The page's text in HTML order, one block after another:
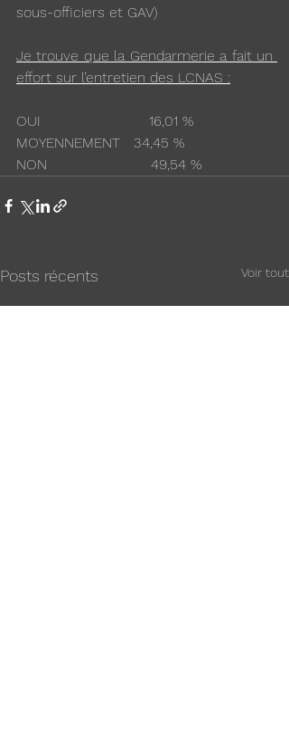
sous-officiers et GAV)
Je trouve que la Gendarmerie a fait un
effort sur l’entretien des LCNAS :
OUI                        16,01 %
MOYENNEMENT   34,45 %
NON                       49,54 %
Posts récents Voir tout